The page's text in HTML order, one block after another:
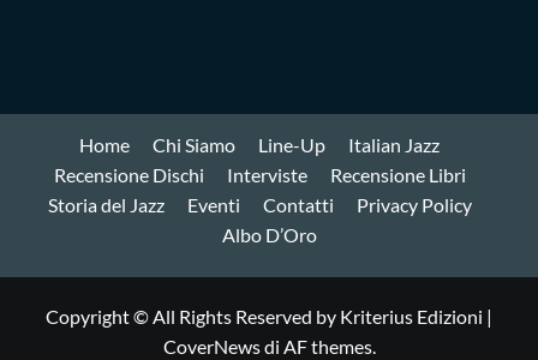
Home Chi Siamo Line-Up
Italian Jazz
Recensione Dischi
Interviste
Recensione Libri
Storia del Jazz
Eventi Contatti
Privacy Policy
Albo D’Oro
Copyright © All Rights Reserved by Kriterius Edizioni |
CoverNewsdi AF themes.